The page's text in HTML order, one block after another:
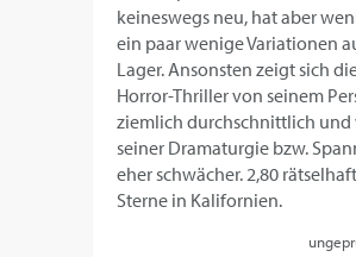
keineswegs neu, hat aber
ein paar wenige Variationen
Lager. Ansonsten zeigt sich
Horror-Thriller von seinem
ziemlich durchschnittlich und
seiner Dramaturgie bzw.
eher schwächer. 2,80
Sterne in Kalifornien.